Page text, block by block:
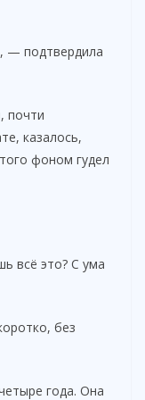
подтвердила
почти
казалось,
фоном гудел
всё это? С ума
без
года. Она